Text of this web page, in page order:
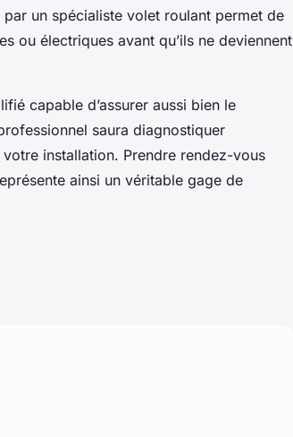
un spécialiste volet roulant permet de
ou électriques avant qu’ils ne deviennent
capable d’assurer aussi bien le
saura diagnostiquer
installation. Prendre rendez-vous
ainsi un véritable gage de